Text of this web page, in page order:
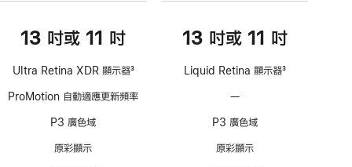
13 吋或 11 吋
Ultra Retina XDR 顯示器
腳
3
ProMotion 自動適應更新頻率
P3 廣色域
原彩顯示
13 吋或 11 吋
Liquid Retina 顯示器3
—
援
ProMotion
P3 廣色域
原彩顯示